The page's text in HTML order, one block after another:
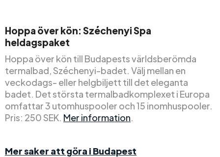
Hoppa över kön: Széchenyi Spa
heldagspaket
Hoppa över kön till Budapests världsberömda
termalbad, Széchenyi-badet. Välj mellan en
veckodags- eller helgbiljett till det eleganta
badet. Det största termalbadkomplexet i Europa
omfattar 3 utomhuspooler och 15 inomhuspooler.
Pris: 250 SEK. Mer information.
Mer saker att göra i Budapest